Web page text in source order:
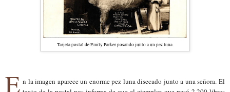
Tarjeta postal de Emily Parker posando junto a un pez luna.
E n la imagen aparece un enorme pez luna disecado junto a una señora. El